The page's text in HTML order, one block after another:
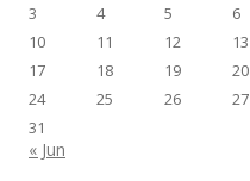
3
4 5 6
10
11 12 13
17
18 19 20
24
25 26 27
31
« Jun